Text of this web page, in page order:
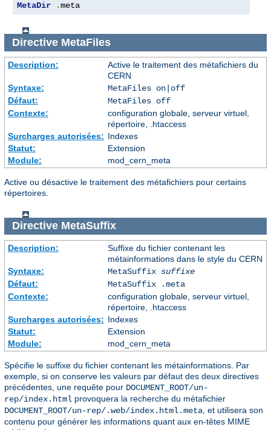
MetaDir .meta
Directive MetaFiles
Description:
Active le traitement des métafichiers du
CERN
Syntaxe:
MetaFiles on|off
Défaut:
MetaFiles off
Contexte:
configuration globale, serveur virtuel,
répertoire, .htaccess
Surcharges autorisées: Indexes
Statut:
Extension
Module:
mod_cern_meta
Active ou désactive le traitement des métafichiers pour certains
répertoires.
Directive MetaSuffix
Description:
Suffixe du fichier contenant les
métainformations dans le style du CERN
Syntaxe:
MetaSuffix suffixe
Défaut:
MetaSuffix .meta
Contexte:
configuration globale, serveur virtuel,
répertoire, .htaccess
Surcharges autorisées: Indexes
Statut:
Extension
Module:
mod_cern_meta
Spécifie le suffixe du fichier contenant les métainformations. Par
exemple, si on conserve les valeurs par défaut des deux directives
précédentes, une requête pour DOCUMENT_ROOT/un-
rep/index.html provoquera la recherche du métafichier
DOCUMENT_ROOT/un-rep/.web/index.html.meta , et utilisera son
contenu pour générer les informations quant aux en-têtes MIME